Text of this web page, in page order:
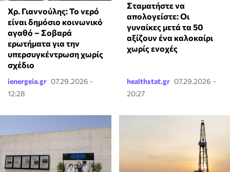
Χρ. Γιαννούλης: Το νερό
είναι δημόσιο κοινωνικό
αγαθό – Σοβαρά
ερωτήματα για την
υπερσυγκέντρωση χωρίς
σχέδιο
ienergeia.gr 07.29.2026 -
12:28
Σταματήστε να
απολογείστε: Οι
γυναίκες μετά τα 50
αξίζουν ένα καλοκαίρι
χωρίς ενοχές
healthstat.gr 07.29.2026 -
20:27